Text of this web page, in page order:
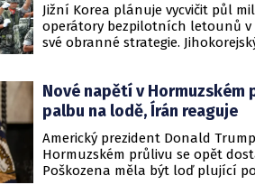
Jižní Korea plánuje vycvičit půl
operátory bezpilotních letounů v
své obranné strategie.
by měl být schopen ovládat
svou sekundární osobní zbraň.
Nové napětí v Hormuzském
palbu na lodě, Írán reaguje
Americký prezident Donald
Hormuzském průlivu se opět
Poškozena měla být loď plující